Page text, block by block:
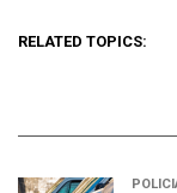
RELATED TOPICS: